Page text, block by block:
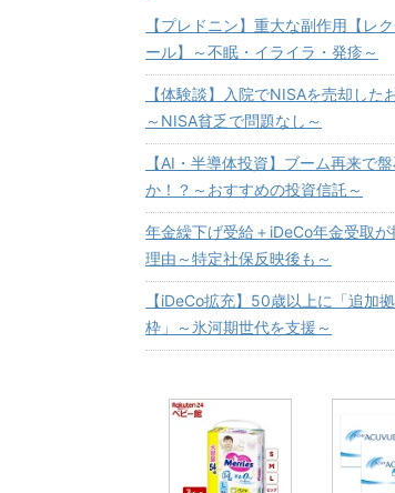
【プレドニン】重大な副作用【レ
ール】～不眠・イライラ・発疹～
【体験談】入院でNISAを売却した
～NISA貧乏で問題なし～
【AI・半導体投資】ブーム再来で
か！？～おすすめの投資信託～
年金繰下げ受給＋iDeCo年金受取が
理由～特定社保反映後も～
【iDeCo拡充】50歳以上に「追加
枠」～氷河期世代を支援～